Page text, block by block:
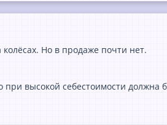
Но в продаже почти нет.
при высокой себестоимости должна